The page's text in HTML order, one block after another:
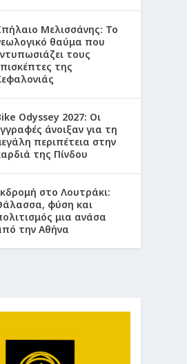
Μελισσάνης: Το
θαύμα που
τους
της
Odyssey 2027: Οι
άνοιξαν για τη
περιπέτεια στην
της Πίνδου
στο Λουτράκι:
φύση και
μια ανάσα
την Αθήνα